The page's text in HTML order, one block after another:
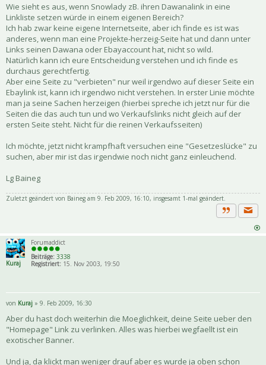
Wie sieht es aus, wenn Snowlady zB. ihren Dawanalink in eine
Linkliste setzen würde in einem eigenen Bereich?
Ich hab zwar keine eigene Internetseite, aber ich finde es ist was
anderes, wenn man eine Projekte-herzeig-Seite hat und dann unter
Links seinen Dawana oder Ebayaccount hat, nicht so wild.
Natürlich kann ich eure Entscheidung verstehen und ich finde es
durchaus gerechtfertig.
Aber eine Seite zu "verbieten" nur weil irgendwo auf dieser Seite ein
Ebaylink ist, kann ich irgendwo nicht verstehen. In erster Linie möchte
man ja seine Sachen herzeigen (hierbei spreche ich jetzt nur für die
Seiten die das auch tun und wo Verkaufslinks nicht gleich auf der
ersten Seite steht. Nicht für die reinen Verkaufsseiten)
Ich möchte, jetzt nicht krampfhaft versuchen eine "Gesetzeslücke" zu
suchen, aber mir ist das irgendwie noch nicht ganz einleuchend.
Lg Baineg
Zuletzt geändert von Baineg am 9. Feb 2009, 16:10, insgesamt 1-mal geändert.
Zitat
Kuraj
Forumaddict
Beiträge: 3338
Registriert: 15. Nov 2003, 19:50
von Kuraj » 9. Feb 2009, 16:30
Aber du hast doch weiterhin die Moeglichkeit, deine Seite ueber den
"Homepage" Link zu verlinken. Alles was hierbei wegfaellt ist ein
exotischer Banner.
Und ja, da klickt man weniger drauf aber es wurde ja oben schon